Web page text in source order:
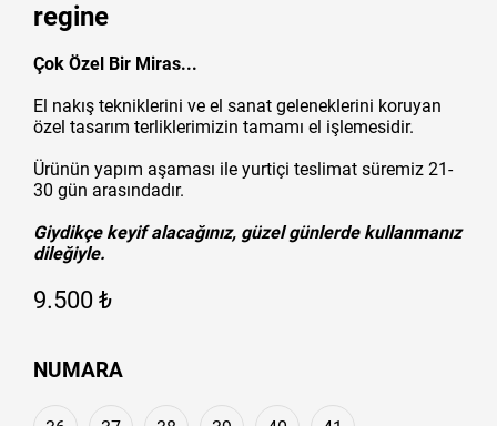
regine
Çok Özel Bir Miras...
El nakış tekniklerini ve el sanat geleneklerini koruyan
özel tasarım terliklerimizin tamamı el işlemesidir.
Ürünün yapım aşaması ile yurtiçi teslimat süremiz 21-
30 gün arasındadır.
Giydikçe keyif alacağınız, güzel günlerde kullanmanız
dileğiyle.
9.500 ₺
NUMARA